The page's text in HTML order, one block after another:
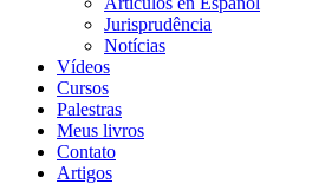
Jurisprudência
Notícias
Vídeos
Cursos
Palestras
Meus livros
Contato
Artigos